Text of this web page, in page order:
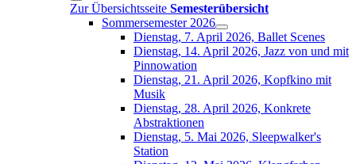
Zur Übersichtsseite Semesterübersicht
Sommersemester 2026
Dienstag, 7. April 2026, Ballet Scenes
Dienstag, 14. April 2026, Jazz von und mit
Pinnowation
Dienstag, 21. April 2026, Kopfkino mit
Musik
Dienstag, 28. April 2026, Konkrete
Abstraktionen
Dienstag, 5. Mai 2026, Sleepwalker's
Station